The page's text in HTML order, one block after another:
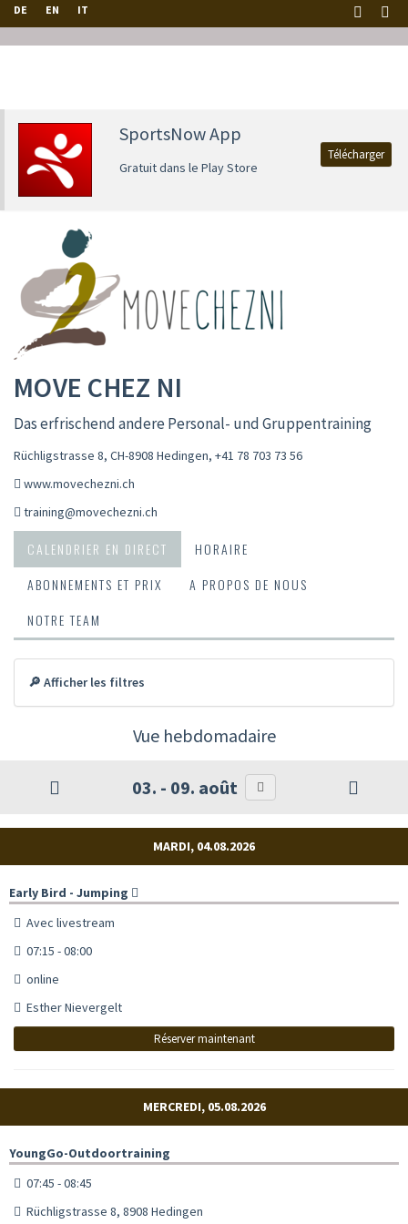
DE EN IT
SportsNow App
Gratuit dans le Play Store
Télécharger
MOVE CHEZ NI
Das erfrischend andere Personal- und Gruppentraining
Rüchligstrasse 8, CH-8908 Hedingen, +41 78 703 73 56
www.movechezni.ch
training@movechezni.ch
CALENDRIER EN DIRECT
HORAIRE
ABONNEMENTS ET PRIX
A PROPOS DE NOUS
NOTRE TEAM
🔎 Afficher les filtres
Vue hebdomadaire
03. - 09. août
MARDI, 04.08.2026
Early Bird - Jumping
Avec livestream
07:15 - 08:00
online
Esther Nievergelt
Réserver maintenant
MERCREDI, 05.08.2026
YoungGo-Outdoortraining
07:45 - 08:45
Rüchligstrasse 8, 8908 Hedingen